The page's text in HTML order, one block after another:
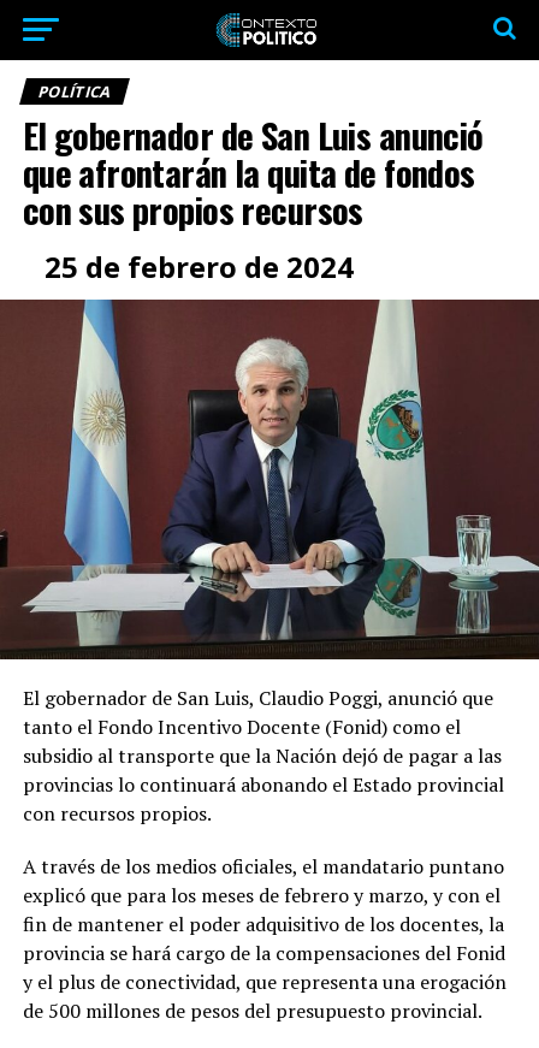
POLÍTICA
El gobernador de San Luis anunció
que afrontarán la quita de fondos
con sus propios recursos
25 de febrero de 2024
El gobernador de San Luis, Claudio Poggi, anunció que
tanto el Fondo Incentivo Docente (Fonid) como el
subsidio al transporte que la Nación dejó de pagar a las
provincias lo continuará abonando el Estado provincial
con recursos propios.
A través de los medios oficiales, el mandatario puntano
explicó que para los meses de febrero y marzo, y con el
fin de mantener el poder adquisitivo de los docentes, la
provincia se hará cargo de la compensaciones del Fonid
y el plus de conectividad, que representa una erogación
de 500 millones de pesos del presupuesto provincial.